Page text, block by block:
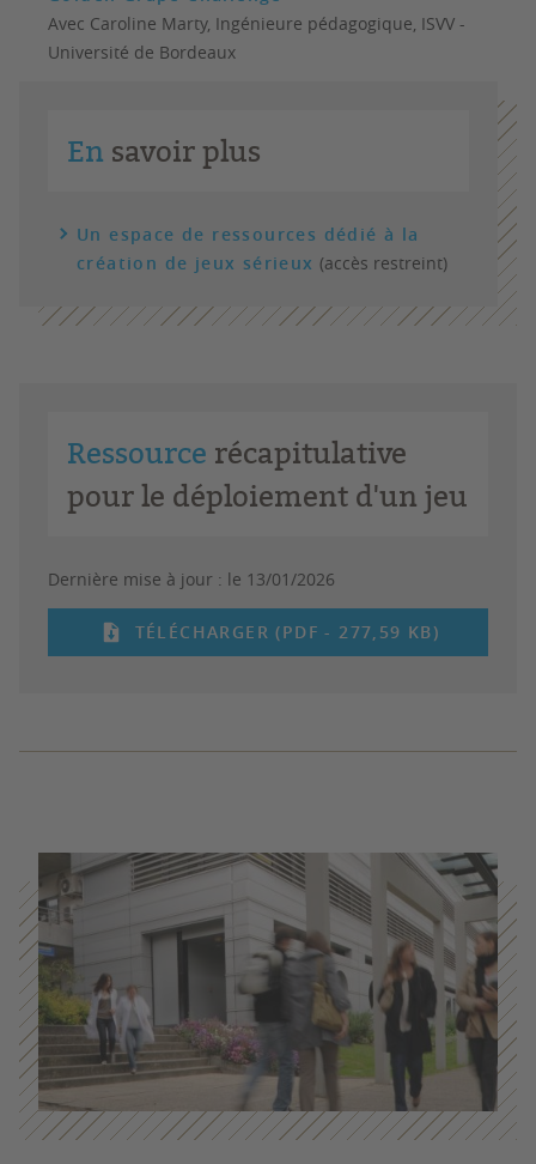
Avec Caroline Marty, Ingénieure pédagogique, ISVV -
Université de Bordeaux
En savoir plus
Un espace de ressources dédié à la
création de jeux sérieux (accès restreint)
Ressource récapitulative
pour le déploiement d'un jeu
Dernière mise à jour : le 13/01/2026
TÉLÉCHARGER (PDF - 277,59 KB)